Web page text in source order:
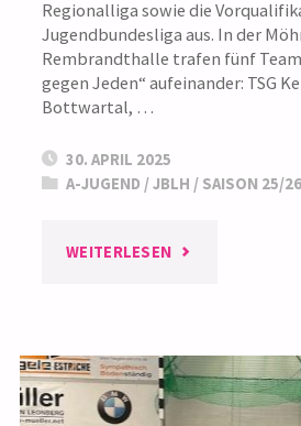
Regionalliga sowie die
Jugendbundesliga aus. In der
Rembrandthalle trafen fünf
gegen Jeden“ aufeinander: TSG
Bottwartal, …
30. APRIL 2025
A-JUGEND /JBLH / SAISON 25/26
WEITERLESEN"A-
QUALIFIKATION